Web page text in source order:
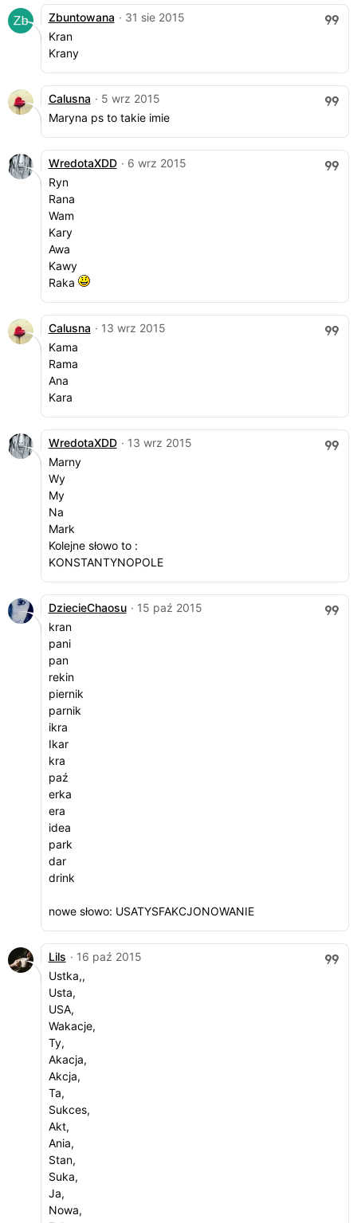
Zbuntowana · 31 sie 2015
Kran
Krany
Calusna · 5 wrz 2015
Maryna ps to takie imie
WredotaXDD · 6 wrz 2015
Ryn
Rana
Wam
Kary
Awa
Kawy
Raka
Calusna · 13 wrz 2015
Kama
Rama
Ana
Kara
WredotaXDD · 13 wrz 2015
Marny
Wy
My
Na
Mark
Kolejne słowo to :
KONSTANTYNOPOLE
DziecieChaosu · 15 paź 2015
kran
pani
pan
rekin
piernik
parnik
ikra
Ikar
kra
paź
erka
era
idea
park
dar
drink
nowe słowo: USATYSFAKCJONOWANIE
Lils · 16 paź 2015
Ustka,,
Usta,
USA,
Wakacje,
Ty,
Akacja,
Akcja,
Ta,
Sukces,
Akt,
Ania,
Stan,
Suka,
Ja,
Nowa,